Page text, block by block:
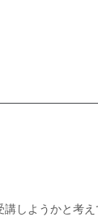
しようかと考